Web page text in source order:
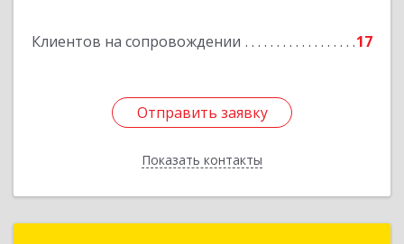
Клиентов на сопровождении 17
Отправить заявку
Показать контакты
Отправить заявку
Назад